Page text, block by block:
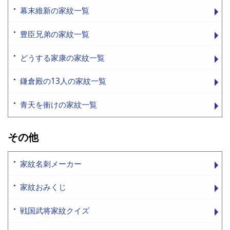
幕末維新の家紋一覧
豊臣兄弟の家紋一覧
どうする家康の家紋一覧
鎌倉殿の13人の家紋一覧
青天を衝けの家紋一覧
その他
家紋名刺メーカー
家紋おみくじ
戦国武将家紋クイズ